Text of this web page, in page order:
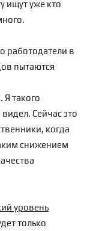
ищут уже кто
работодатели в
пытаются
такого
Сейчас это
когда
снижением
уровень
только